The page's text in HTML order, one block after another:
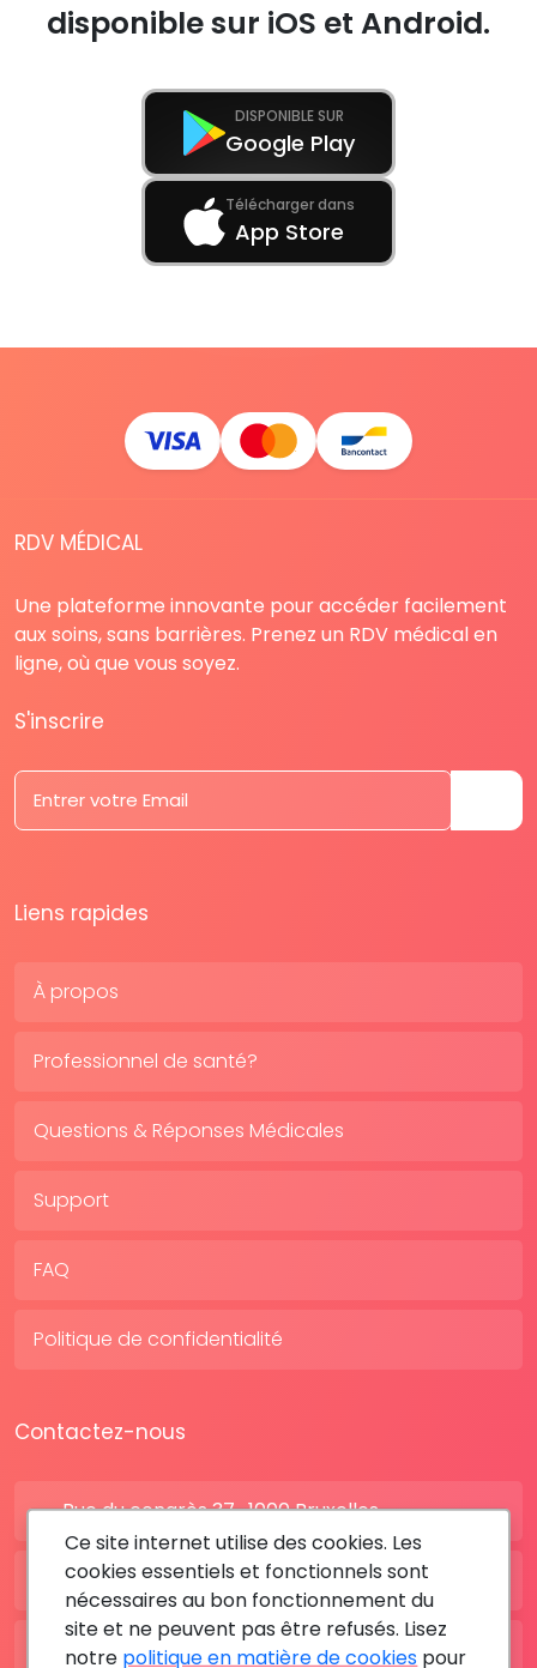
disponible sur iOS et Android.
DISPONIBLE SUR
Google Play
Télécharger dans
App Store
RDV MÉDICAL
Une plateforme innovante pour accéder facilement
aux soins, sans barrières. Prenez un RDV médical en
ligne, où que vous soyez.
S'inscrire
Liens rapides
À propos
Professionnel de santé?
Questions & Réponses Médicales
Support
FAQ
Politique de confidentialité
Contactez-nous
Rue du congrès 37 , 1000 Bruxelles
BE: +32 28080227
FR: +33 183642895
Ce site internet utilise des cookies. Les
cookies essentiels et fonctionnels sont
nécessaires au bon fonctionnement du
site et ne peuvent pas être refusés. Lisez
notre politique en matière de cookies pour